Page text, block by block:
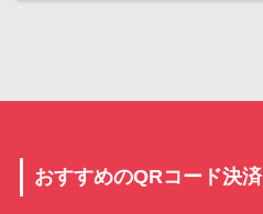
おすすめのQRコード決済